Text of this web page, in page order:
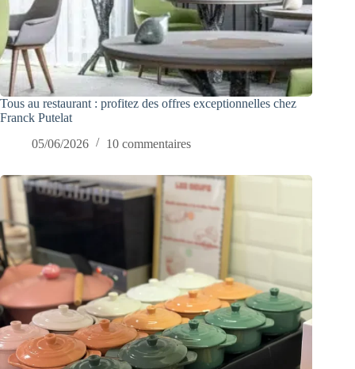
Tous au restaurant : profitez des offres exceptionnelles chez
Franck Putelat
05/06/2026
10 commentaires